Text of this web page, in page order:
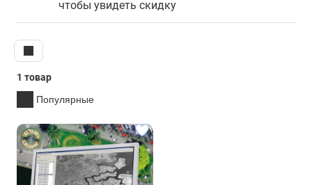
чтобы увидеть скидку
1 товар
Популярные